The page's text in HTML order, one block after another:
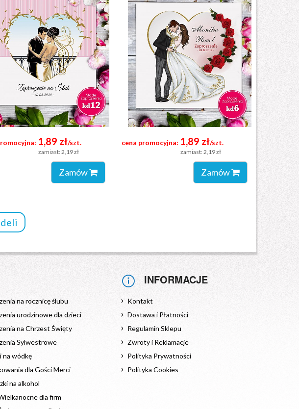
1,89 zł/szt.
zamiast: 2,19 zł
Zamów
cena promocyjna: 1,89 zł/szt.
zamiast: 2,19 zł
Zamów
na rocznicę ślubu
urodzinowe dla dzieci
na Chrzest Święty
Sylwestrowe
na wódkę
dla Gości Merci
na alkohol
dla firm
INFORMACJE
Kontakt
Dostawa i Płatności
Regulamin Sklepu
Zwroty i Reklamacje
Polityka Prywatności
Polityka Cookies